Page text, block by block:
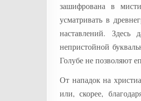
зашифрована в
усматривать в
наставлений. Здесь
непристойной
Голубе не позволяют
От нападок на
или, скорее,